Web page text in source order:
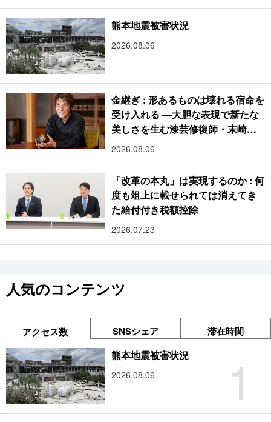
熊本地震被害状況
2026.08.06
金継ぎ : 形あるものは壊れる宿命を
受け入れる ―大胆な表現で新たな
美しさを生む漆芸修復師・末崎広
樹
2026.08.06
「改革の本丸」は実現するのか : 何
度も俎上に載せられては消えてき
た給付付き税額控除
2026.07.23
人気のコンテンツ
アクセス数 SNSシェア 滞在時間
1
熊本地震被害状況
2026.08.06